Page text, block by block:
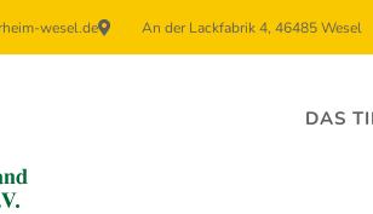
wesel.de An der Lackfabrik 4, 46485 Wesel
DAS